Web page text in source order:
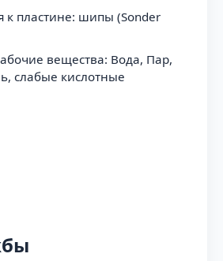
к пластине: шипы (Sonder
вещества: Вода, Пар,
слабые кислотные